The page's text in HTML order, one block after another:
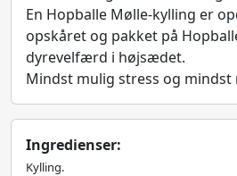
En Hopballe Mølle-kylling er
opskåret og pakket på
dyrevelfærd i højsædet.
Mindst mulig stress og
Ingredienser:
Kylling.